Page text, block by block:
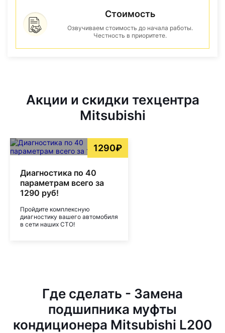
Стоимость
Озвучиваем стоимость до начала работы.
Честность в приоритете.
Акции и скидки техцентра
Mitsubishi
1290₽
Диагностика по 40
параметрам всего за
1290 руб!
Пройдите комплексную
диагностику вашего автомобиля
в сети наших СТО!
Где сделать - Замена
подшипника муфты
кондиционера Mitsubishi L200